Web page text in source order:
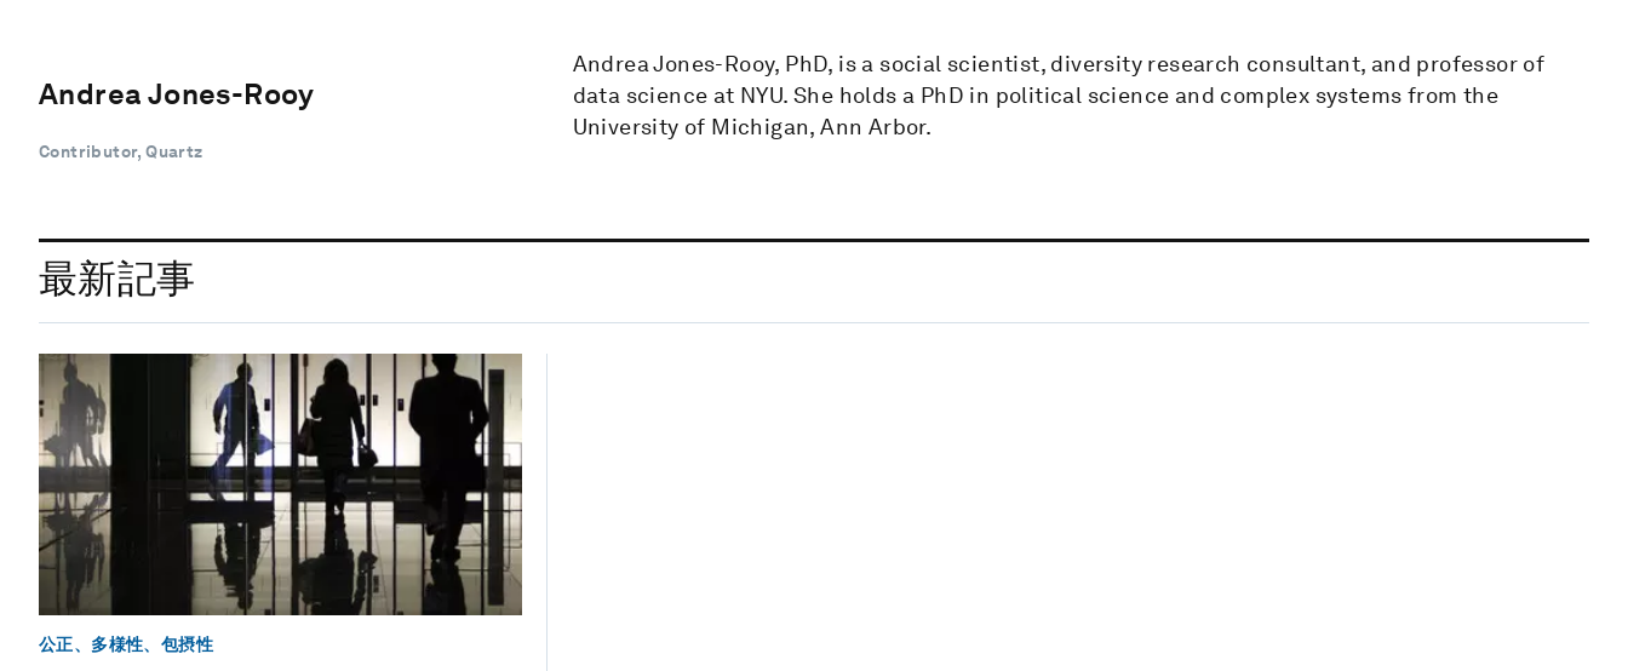
Andrea Jones-Rooy
Contributor, Quartz
Andrea Jones-Rooy, PhD, is a social scientist, diversity research consultant, and professor of
data science at NYU. She holds a PhD in political science and complex systems from the
University of Michigan, Ann Arbor.
最新記事
公正、多様性、包摂性